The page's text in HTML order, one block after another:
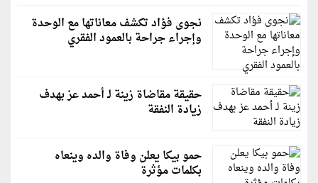
نجوى فؤاد تكشف معاناتها مع الوحدة
وإجراء جراحة بالعمود الفقري
حقيقة مقاضاة زينة لـ أحمد عز بهدف
زيادة النفقة
حمو بيكا يعلن وفاة والده وينعاه
بكلمات مؤثرة